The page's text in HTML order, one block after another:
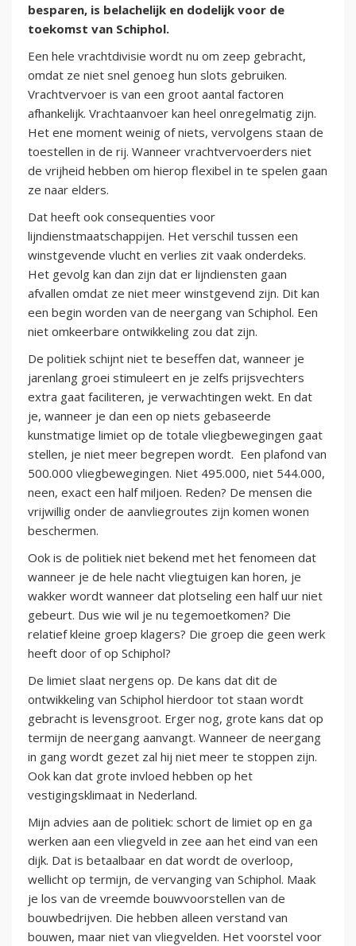
besparen, is belachelijk en dodelijk voor de
toekomst van Schiphol.
Een hele vrachtdivisie wordt nu om zeep gebracht,
omdat ze niet snel genoeg hun slots gebruiken.
Vrachtvervoer is van een groot aantal factoren
afhankelijk. Vrachtaanvoer kan heel onregelmatig zijn.
Het ene moment weinig of niets, vervolgens staan de
toestellen in de rij. Wanneer vrachtvervoerders niet
de vrijheid hebben om hierop flexibel in te spelen gaan
ze naar elders.
Dat heeft ook consequenties voor
lijndienstmaatschappijen. Het verschil tussen een
winstgevende vlucht en verlies zit vaak onderdeks.
Het gevolg kan dan zijn dat er lijndiensten gaan
afvallen omdat ze niet meer winstgevend zijn. Dit kan
een begin worden van de neergang van Schiphol. Een
niet omkeerbare ontwikkeling zou dat zijn.
De politiek schijnt niet te beseffen dat, wanneer je
jarenlang groei stimuleert en je zelfs prijsvechters
extra gaat faciliteren, je verwachtingen wekt. En dat
je, wanneer je dan een op niets gebaseerde
kunstmatige limiet op de totale vliegbewegingen gaat
stellen, je niet meer begrepen wordt. Een plafond van
500.000 vliegbewegingen. Niet 495.000, niet 544.000,
neen, exact een half miljoen. Reden? De mensen die
vrijwillig onder de aanvliegroutes zijn komen wonen
beschermen.
Ook is de politiek niet bekend met het fenomeen dat
wanneer je de hele nacht vliegtuigen kan horen, je
wakker wordt wanneer dat plotseling een half uur niet
gebeurt. Dus wie wil je nu tegemoetkomen? Die
relatief kleine groep klagers? Die groep die geen werk
heeft door of op Schiphol?
De limiet slaat nergens op. De kans dat dit de
ontwikkeling van Schiphol hierdoor tot staan wordt
gebracht is levensgroot. Erger nog, grote kans dat op
termijn de neergang aanvangt. Wanneer de neergang
in gang wordt gezet zal hij niet meer te stoppen zijn.
Ook kan dat grote invloed hebben op het
vestigingsklimaat in Nederland.
Mijn advies aan de politiek: schort de limiet op en ga
werken aan een vliegveld in zee aan het eind van een
dijk. Dat is betaalbaar en dat wordt de overloop,
wellicht op termijn, de vervanging van Schiphol. Maak
je los van de vreemde bouwvoorstellen van de
bouwbedrijven. Die hebben alleen verstand van
bouwen, maar niet van vliegvelden. Het voorstel voor